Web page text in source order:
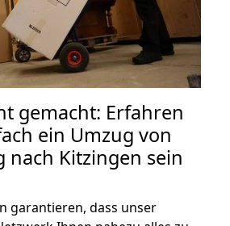
gemacht: Erfahren
ein Umzug von
nach Kitzingen sein
garantieren, dass unser